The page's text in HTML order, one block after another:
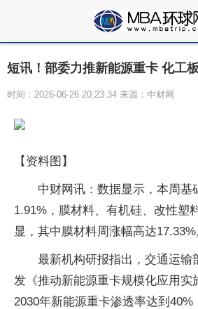
短讯！部委力推新能源重卡 化工
时间：2026-06-26 20:23:34 来源：中财网
【资料图】
中财网讯：数据显示，本周基
1.91%，膜材料、有机硅、改性塑
显，其中膜材料周涨幅高达17.33%
最新机构研报指出，交通运输
发《推动新能源重卡规模化应用实
2030年新能源重卡渗透率达到40%